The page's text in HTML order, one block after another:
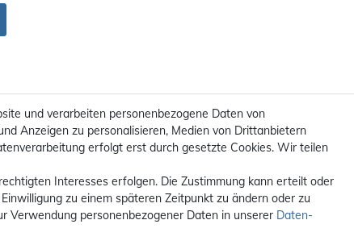
Versand innerhalb Deutschlands. Versandkosten in
und verarbeiten personenbezogene Daten von
Anzeigen zu personalisieren, Medien von Drittanbietern
erfolgt erst durch gesetzte Cookies. Wir teilen
Interesses erfolgen. Die Zustimmung kann erteilt oder
zu einem späteren Zeitpunkt zu ändern oder zu
Verwendung personenbezogener Daten in unserer Daten­